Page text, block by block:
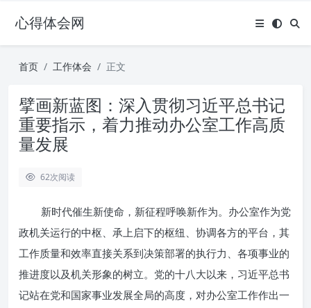
心得体会网
首页 工作体会 正文
擘画新蓝图：深入贯彻习近平总书记
重要指示，着力推动办公室工作高质
量发展
62次阅读
新时代催生新使命，新征程呼唤新作为。办公室作为党
政机关运行的中枢、承上启下的枢纽、协调各方的平台，其
工作质量和效率直接关系到决策部署的执行力、各项事业的
推进度以及机关形象的树立。党的十八大以来，习近平总书
记站在党和国家事业发展全局的高度，对办公室工作作出一